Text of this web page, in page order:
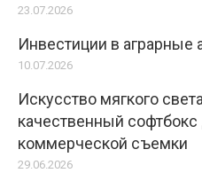
23.07.2026
Инвестиции в аграрные
10.07.2026
Искусство мягкого
качественный
коммерческой съемки
29.06.2026